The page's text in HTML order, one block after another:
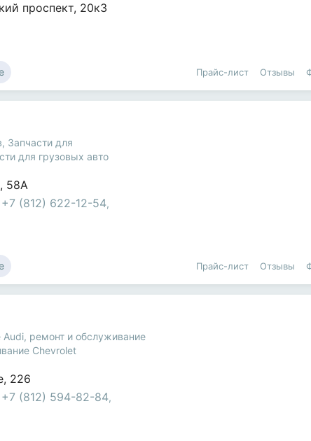
проспект, 20к3
Прайс-лист Отзывы
, Запчасти для
для грузовых авто
, 58А
+7 (812) 622-12-54,
Прайс-лист Отзывы
Audi, ремонт и обслуживание
Chevrolet
, 226
+7 (812) 594-82-84,